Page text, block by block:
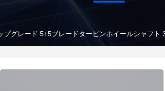
プグレード 5+5ブレードタービンホイールシャフ